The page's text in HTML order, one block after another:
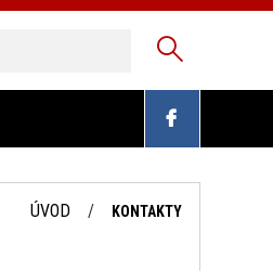
ÚVOD KONTAKTY